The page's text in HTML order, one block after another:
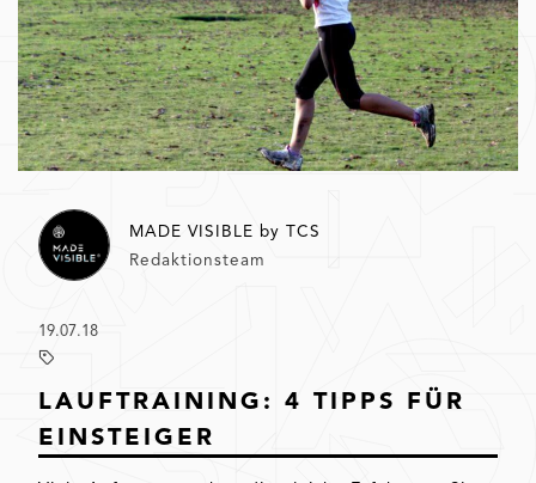
MADE VISIBLE by TCS
Redaktionsteam
19.07.18
LAUFTRAINING: 4 TIPPS FÜR
EINSTEIGER